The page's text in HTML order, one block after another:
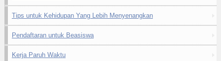
Tips untuk Kehidupan Yang Lebih Menyenangkan
Pendaftaran untuk Beasiswa
Kerja Paruh Waktu